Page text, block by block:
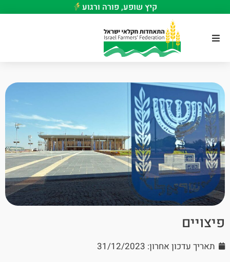
קיץ שופע, פורה ורגוע
פיצויים
תאריך עדכון אחרון: 31/12/2023